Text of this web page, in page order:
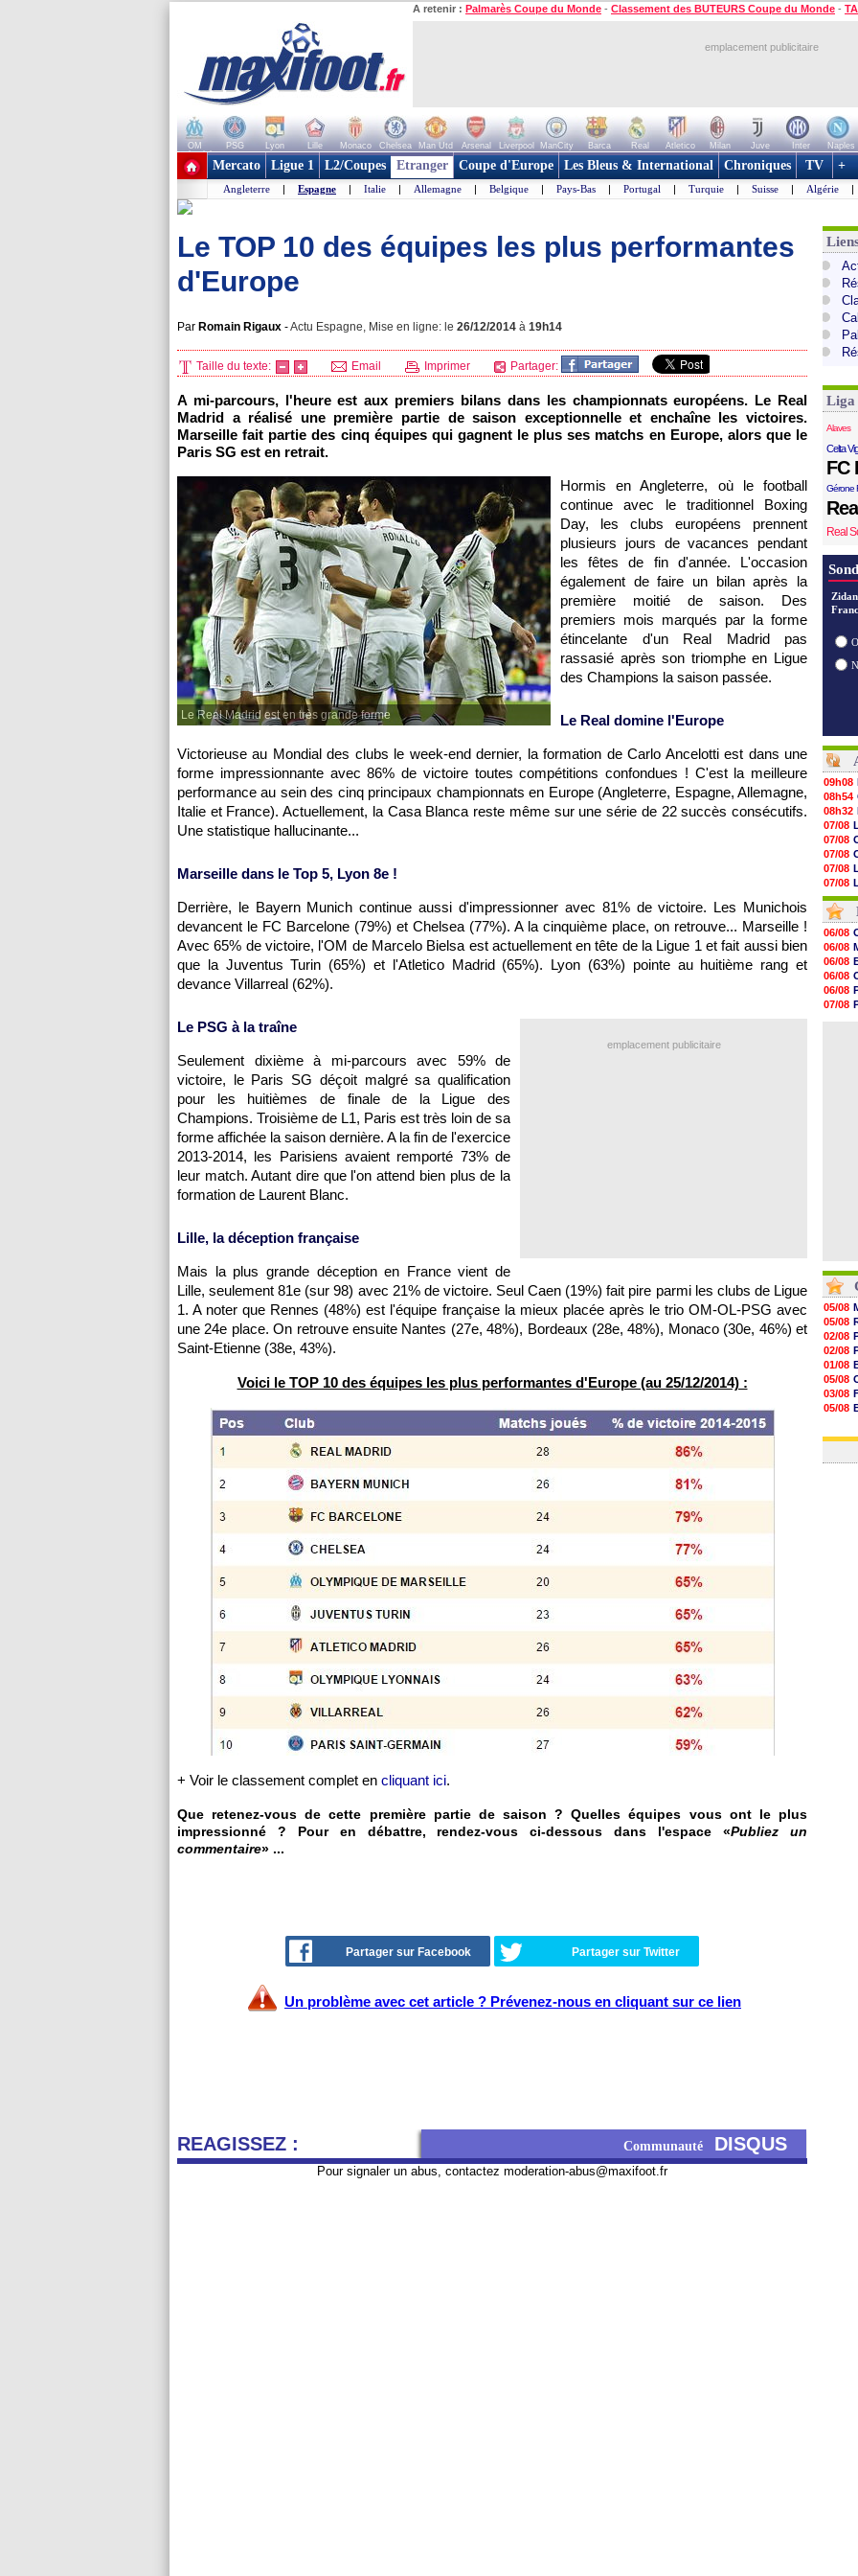
A retenir : Palmarès Coupe du Monde - Classement des BUTEURS Coupe du Monde -
emplacement publicitaire
OM PSG Lyon Lille Monaco Chelsea Man Utd Arsenal Liverpool ManCity Barca Real Atletico Milan Juve Inter Naples
+ de clubs
Mercato Ligue 1 L2/Coupes Etranger Coupe d'Europe Les Bleus & International Chroniques TV +
Angleterre | Espagne | Italie | Allemagne | Belgique | Pays-Bas | Portugal | Turquie | Suisse | Algérie |
Le TOP 10 des équipes les plus performantes
d'Europe
Par Romain Rigaux -Actu Espagne, Mise en ligne: le 26/12/2014 à 19h14
Taille du texte: Email Imprimer Partager:
A mi-parcours, l'heure est aux premiers bilans dans les championnats européens. Le Real
Madrid a réalisé une première partie de saison exceptionnelle et enchaîne les victoires.
Marseille fait partie des cinq équipes qui gagnent le plus ses matchs en Europe, alors que le
Paris SG est en retrait.
Le Real Madrid est en très grande forme
Hormis en Angleterre, où le football
continue avec le traditionnel Boxing
Day, les clubs européens prennent
plusieurs jours de vacances pendant
les fêtes de fin d'année. L'occasion
également de faire un bilan après la
première moitié de saison. Des
premiers mois marqués par la forme
étincelante d'un Real Madrid pas
rassasié après son triomphe en Ligue
des Champions la saison passée.
Le Real domine l'Europe
Victorieuse au Mondial des clubs le week-end dernier, la formation de Carlo Ancelotti est dans une
forme impressionnante avec 86% de victoire toutes compétitions confondues ! C'est la meilleure
performance au sein des cinq principaux championnats en Europe (Angleterre, Espagne, Allemagne,
Italie et France). Actuellement, la Casa Blanca reste même sur une série de 22 succès consécutifs.
Une statistique hallucinante...
Marseille dans le Top 5, Lyon 8e !
Derrière, le Bayern Munich continue aussi d'impressionner avec 81% de victoire. Les Munichois
devancent le FC Barcelone (79%) et Chelsea (77%). A la cinquième place, on retrouve... Marseille !
Avec 65% de victoire, l'OM de Marcelo Bielsa est actuellement en tête de la Ligue 1 et fait aussi bien
que la Juventus Turin (65%) et l'Atletico Madrid (65%). Lyon (63%) pointe au huitième rang et
devance Villarreal (62%).
emplacement publicitaire
Le PSG à la traîne
Seulement dixième à mi-parcours avec 59% de
victoire, le Paris SG déçoit malgré sa qualification
pour les huitièmes de finale de la Ligue des
Champions. Troisième de L1, Paris est très loin de sa
forme affichée la saison dernière. A la fin de l'exercice
2013-2014, les Parisiens avaient remporté 73% de
leur match. Autant dire que l'on attend bien plus de la
formation de Laurent Blanc.
Lille, la déception française
Mais la plus grande déception en France vient de
Lille, seulement 81e (sur 98) avec 21% de victoire. Seul Caen (19%) fait pire parmi les clubs de Ligue
1. A noter que Rennes (48%) est l'équipe française la mieux placée après le trio OM-OL-PSG avec
une 24e place. On retrouve ensuite Nantes (27e, 48%), Bordeaux (28e, 48%), Monaco (30e, 46%) et
Saint-Etienne (38e, 43%).
Voici le TOP 10 des équipes les plus performantes d'Europe (au 25/12/2014) :
+ Voir le classement complet en cliquant ici.
Que retenez-vous de cette première partie de saison ? Quelles équipes vous ont le plus
impressionné ? Pour en débattre, rendez-vous ci-dessous dans l'espace «Publiez un
commentaire» ...
Partager sur Facebook Partager sur Twitter
Un problème avec cet article ? Prévenez-nous en cliquant sur ce lien
REAGISSEZ : Communauté DISQUS
Pour signaler un abus, contactez moderation-abus@maxifoot.fr
Liga
Alaves
Celta
FC
Gérone
Real
09h08
08h54
08h32
07/08
07/08
07/08
07/08
07/08
07/08
07/08
07/08
07/08
07/08
07/08
07/08
07/08
07/08
06/08
06/08
06/08
06/08
06/08
07/08
05/08
05/08
02/08
02/08
01/08
05/08
03/08
05/08
03/08